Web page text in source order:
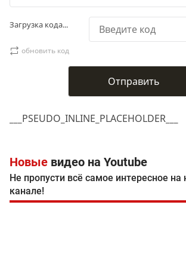
___PSEUDO_INLINE_PLACEHOLDER___
Загрузка кода...
обновить код
Новые видео на Youtube
Не пропусти всё самое интересное
канале!